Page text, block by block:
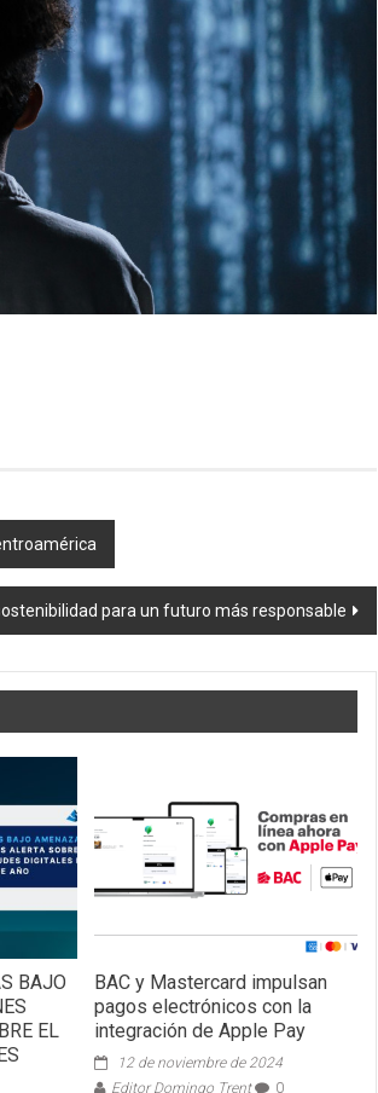
para un futuro más responsable
BAJO
EL
BAC y Mastercard impulsan
pagos electrónicos con la
integración de Apple Pay
12 de noviembre de 2024
Editor Domingo Trent
0